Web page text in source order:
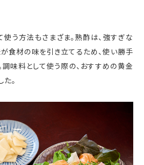
使う方法もさまざま。熟酢は、強すぎな
食材の味を引き立てるため、使い勝手
調味料として使う際の、おすすめの黄金
。